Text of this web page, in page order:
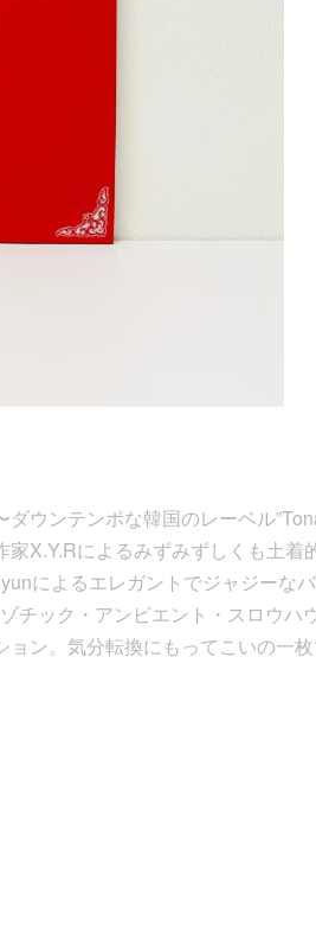
ウンテンポな韓国のレーベル
X.Y.Rによるみずみずしくも土
によるエレガントでジャジーな
チック・アンビエント・スロウ
ョン。気分転換にもってこいの一